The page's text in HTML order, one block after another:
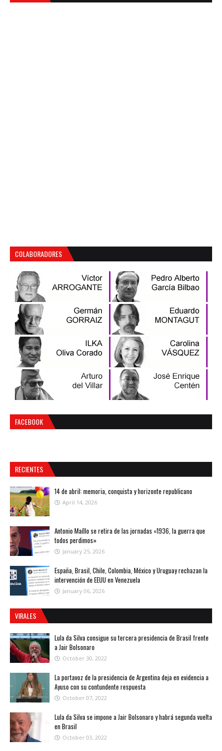
COLABORADORES
FACEBOOK
RECIENTES
14 de abril: memoria, conquista y horizonte republicano
April 14, 2026
Antonio Maíllo se retira de las jornadas «1936, la guerra que
todos perdimos»
January 25, 2026
España, Brasil, Chile, Colombia, México y Uruguay rechazan la
intervención de EEUU en Venezuela
January 06, 2026
VIRALES
Lula da Silva consigue su tercera presidencia de Brasil frente
a Jair Bolsonaro
October 30, 2022
La portavoz de la presidencia de Argentina deja en evidencia a
Ayuso con su contundente respuesta
October 07, 2022
Lula da Silva se impone a Jair Bolsonaro y habrá segunda vuelta
en Brasil
October 03, 2022